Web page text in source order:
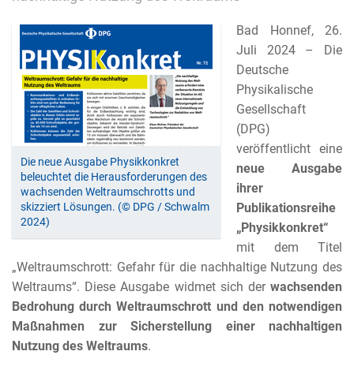
Die neue Ausgabe Physikkonkret
beleuchtet die Herausforderungen des
wachsenden Weltraumschrotts und
skizziert Lösungen. (© DPG / Schwalm
2024)
Bad Honnef, 26.
Juli 2024 – Die
Deutsche
Physikalische
Gesellschaft
(DPG)
veröffentlicht eine
neue Ausgabe
ihrer
Publikationsreihe
„Physikkonkret“
mit dem Titel
„Weltraumschrott: Gefahr für die nachhaltige Nutzung des
Weltraums“. Diese Ausgabe widmet sich der wachsenden
Bedrohung durch Weltraumschrott und den notwendigen
Maßnahmen zur Sicherstellung einer nachhaltigen
Nutzung des Weltraums.